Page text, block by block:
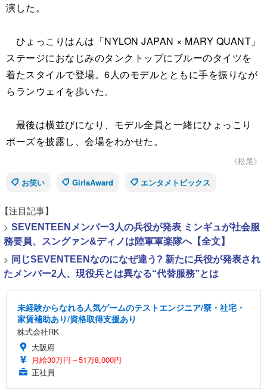
演した。
ひょっこりはんは「NYLON JAPAN × MARY QUANT」
ステージにおなじみのタンクトップにブルーのタイツを
着たスタイルで登場。6人のモデルとともに手を振りなが
らランウェイを歩いた。
最後は横並びになり、モデル全員と一緒にひょっこり
ポーズを披露し、会場をわかせた。
《松尾》
お笑い
GirlsAward エンタメトピックス
【注目記事】
> SEVENTEENメンバー3人の兵役が発表 ミンギュが社会服
務要員、スングァン&ディノは陸軍軍楽隊へ【全文】
> 同じSEVENTEENなのになぜ違う? 新たに兵役が発表され
たメンバー2人、現役兵とは異なる“代替服務”とは
未経験からなれる人気ゲームのテストエンジニア/寮・社宅・
家賃補助あり/資格取得支援あり
株式会社RK
大阪府
月給30万円～51万8,000円
正社員